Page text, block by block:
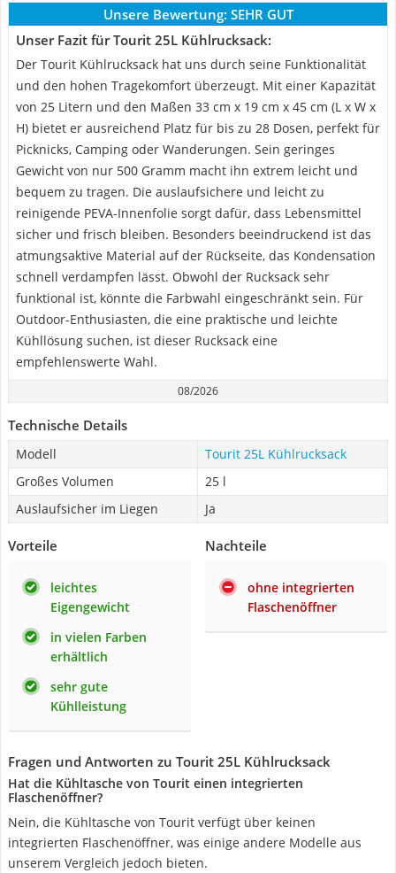
Unsere Bewertung: SEHR GUT
Unser Fazit für Tourit 25L Kühlrucksack:
Der Tourit Kühlrucksack hat uns durch seine Funktionalität
und den hohen Tragekomfort überzeugt. Mit einer Kapazität
von 25 Litern und den Maßen 33 cm x 19 cm x 45 cm (L x W x
H) bietet er ausreichend Platz für bis zu 28 Dosen, perfekt für
Picknicks, Camping oder Wanderungen. Sein geringes
Gewicht von nur 500 Gramm macht ihn extrem leicht und
bequem zu tragen. Die auslaufsichere und leicht zu
reinigende PEVA-Innenfolie sorgt dafür, dass Lebensmittel
sicher und frisch bleiben. Besonders beeindruckend ist das
atmungsaktive Material auf der Rückseite, das Kondensation
schnell verdampfen lässt. Obwohl der Rucksack sehr
funktional ist, könnte die Farbwahl eingeschränkt sein. Für
Outdoor-Enthusiasten, die eine praktische und leichte
Kühllösung suchen, ist dieser Rucksack eine
empfehlenswerte Wahl.
08/2026
Technische Details
Modell
Tourit 25L Kühlrucksack
Großes Volumen
25 l
Auslaufsicher im Liegen
Ja
Vorteile
leichtes
Eigengewicht
in vielen Farben
erhältlich
sehr gute
Kühlleistung
Nachteile
ohne integrierten
Flaschenöffner
Fragen und Antworten zu Tourit 25L Kühlrucksack
Hat die Kühltasche von Tourit einen integrierten
Flaschenöffner?
Nein, die Kühltasche von Tourit verfügt über keinen
integrierten Flaschenöffner, was einige andere Modelle aus
unserem Vergleich jedoch bieten.